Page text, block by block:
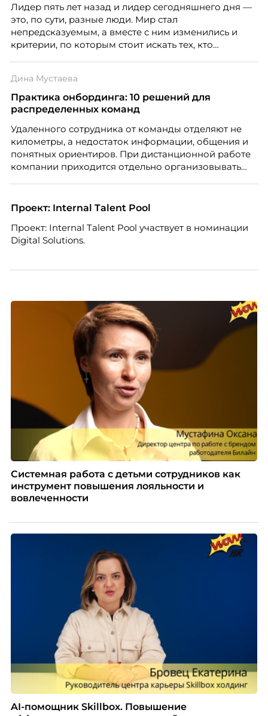
Лидер пять лет назад и лидер сегодняшнего дня —
это, по сути, разные люди. Мир стал
непредсказуемым, а вместе с ним изменились и
критерии, по которым стоит искать тех, кто
«свадебного генерала», почему стандартные
системы оценки часто упускают самых талантливых
людей и как выявить лидерский потенциал ещё до
Тимур Соколов, ключевой эксперт по
стратегическому развитию и формированию
культуры лидерства в организациях.
Дина Мустаева
Практика онбординга: 10 решений для
распределенных команд
Удаленного сотрудника от команды отделяют не
километры, а недостаток информации, общения и
понятных ориентиров. При дистанционной работе
компании приходится отдельно организовывать
по работе с персоналом Инфомаксимум,
рассказывает, как выстроить адаптацию
распределенной команды без лишнего контроля и
бесконечных созвонов.
Проект: Internal Talent Pool
Проект: Internal Talent Pool участвует в номинации
Digital Solutions.
Системная работа с детьми сотрудников как
инструмент повышения лояльности и
вовлеченности
AI-помощник Skillbox. Повышение